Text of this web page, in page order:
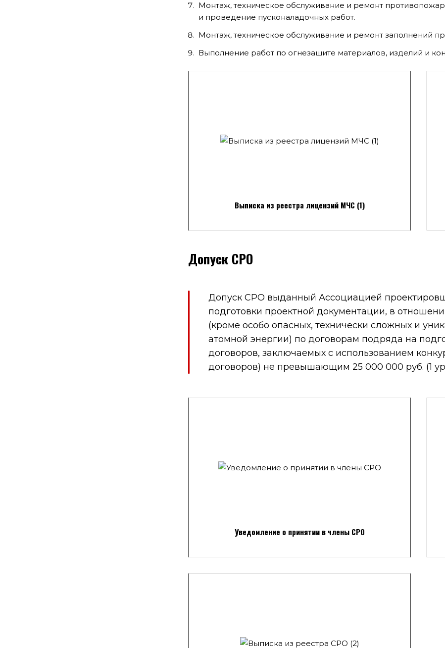
Монтаж, техническое обслуживание и ремонт
и проведение пусконаладочных работ.
Монтаж, техническое обслуживание и ремонт заполнений
Выполнение работ по огнезащите материалов, изделий и
Выписка из реестра лицензий МЧС (1)
Допуск СРО
Допуск СРО выданный Ассоциацией
подготовки проектной документации, в
(кроме особо опасных, технически сложных и
атомной энергии) по договорам подряда на
договоров, заключаемых с использованием
договоров) не превышающим 25 000 000 руб. (1
Уведомление о принятии в члены СРО